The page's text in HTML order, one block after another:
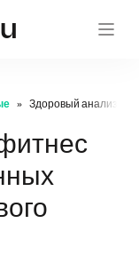
Здоровый анализ: